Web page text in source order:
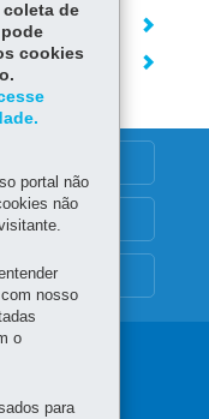
de
cookies
portal não
não
nosso
o
para